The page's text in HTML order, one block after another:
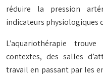
réduire la pression
indicateurs physiologiques
L’aquariothérapie
contextes, des salles
travail en passant par les